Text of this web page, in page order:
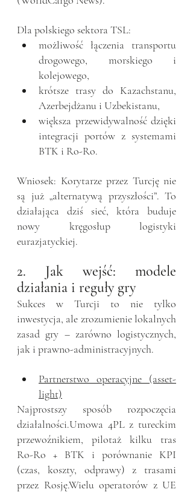
Dla polskiego sektora TSL:
możliwość łączenia transportu
drogowego, morskiego i
kolejowego,
krótsze trasy do Kazachstanu,
Azerbejdżanu i Uzbekistanu,
większa przewidywalność dzięki
integracji portów z systemami
BTK i Ro-Ro.
Wniosek: Korytarze przez Turcję nie
są już „alternatywą przyszłości”. To
działająca dziś sieć, która buduje
nowy kręgosłup logistyki
eurazjatyckiej.
2. Jak wejść: modele
działania i reguły gry
Sukces w Turcji to nie tylko
inwestycja, ale zrozumienie lokalnych
zasad gry – zarówno logistycznych,
jak i prawno-administracyjnych.
Partnerstwo operacyjne (asset-
light)
Najprostszy sposób rozpoczęcia
działalności.Umowa 4PL z tureckim
przewoźnikiem, pilotaż kilku tras
Ro-Ro + BTK i porównanie KPI
(czas, koszty, odprawy) z trasami
przez Rosję.Wielu operatorów z UE